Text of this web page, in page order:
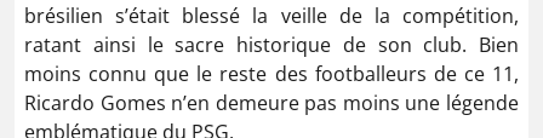
brésilien s’était blessé la veille de la compétition,
ratant ainsi le sacre historique de son club. Bien
moins connu que le reste des footballeurs de ce 11,
Ricardo Gomes n’en demeure pas moins une légende
emblématique du PSG.